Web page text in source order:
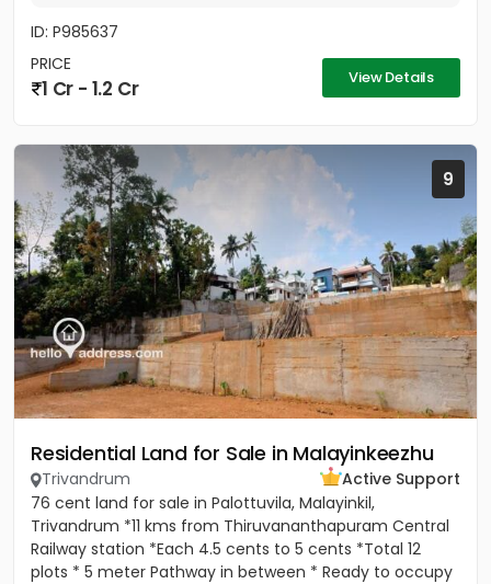
ID: P985637
PRICE
1 Cr - 1.2 Cr View Details
9
Residential Land for Sale in Malayinkeezhu
Trivandrum
Active Support
76 cent land for sale in Palottuvila, Malayinkil,
Trivandrum *11 kms from Thiruvananthapuram Central
Railway station *Each 4.5 cents to 5 cents *Total 12
plots * 5 meter Pathway in between * Ready to occupy